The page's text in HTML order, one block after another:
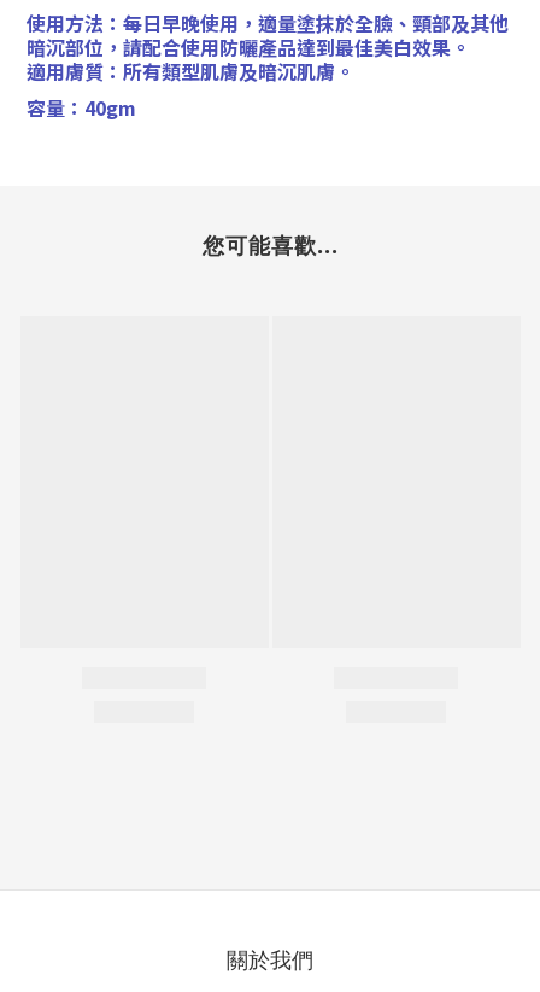
使用方法：每日早晚使用，適量塗抹於全臉、頸部及其他
暗沉部位，請配合使用防曬產品達到最佳美白效果。
適用膚質：所有類型肌膚及暗沉肌膚。
容量：40gm
您可能喜歡...
關於我們